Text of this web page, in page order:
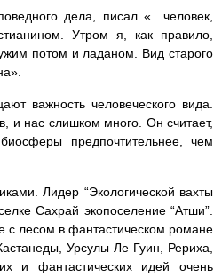
дела, писал «…человек,
Утром я, как правило,
потом и ладаном. Вид старого
важность человеческого вида.
и нас слишком много. Он считает,
предпочтительнее, чем
Лидер “Экологической вахты
Сахрай экопоселение “Атши”.
с лесом в фантастическом романе
Урсулы Ле Гуин, Рериха,
и фантастических идей очень